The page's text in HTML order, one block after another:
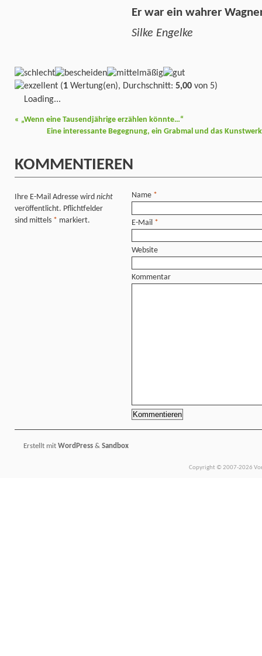
Er war ein wahrer
Silke Engelke
(1 Wertung(en), Durchschnitt: 5,00 von 5)
Loading...
« „Wenn eine Tausendjährige erzählen könnte…“
Eine interessante Begegnung, ein Grabmal und das
KOMMENTIEREN
Ihre E-Mail Adresse wird nicht
veröffentlicht. Pflichtfelder
sind mittels * markiert.
Name *
E-Mail *
Website
Kommentar
Erstellt mit WordPress & Sandbox
Copyright © 2007-2026